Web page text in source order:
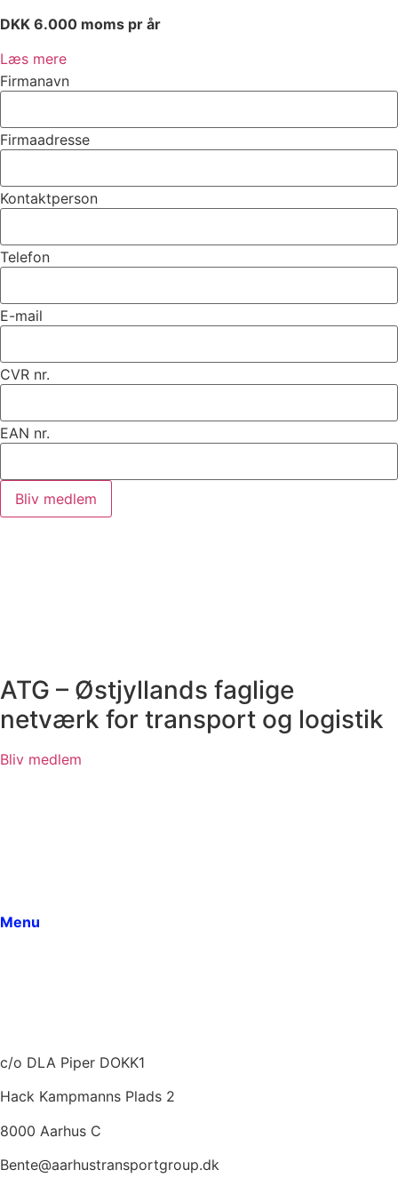
DKK 6.000 moms pr år
Læs mere
Firmanavn
Firmaadresse
Kontaktperson
Telefon
E-mail
CVR nr.
EAN nr.
Bliv medlem
ATG – Østjyllands faglige
netværk for transport og logistik
Bliv medlem
Menu
c/o DLA Piper DOKK1
Hack Kampmanns Plads 2
8000 Aarhus C
Bente@aarhustransportgroup.dk